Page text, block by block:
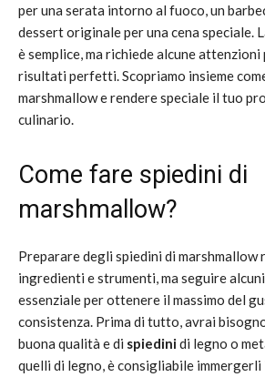
per una serata intorno al fuoco, un
dessert originale per una cena speciale.
è semplice, ma richiede alcune
risultati perfetti. Scopriamo insieme
marshmallow e rendere speciale il tuo
culinario.
Come fare spiedini di
marshmallow?
Preparare degli spiedini di marshmallow
ingredienti e strumenti, ma seguire
essenziale per ottenere il massimo del
consistenza. Prima di tutto, avrai
buona qualità e di spiedinidi legno o
quelli di legno, è consigliabile immergerli